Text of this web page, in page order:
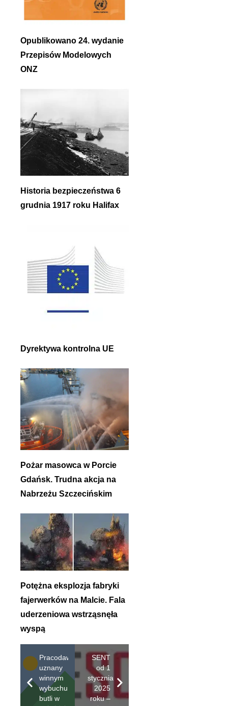
Opublikowano 24. wydanie
Przepisów Modelowych
ONZ
Historia bezpieczeństwa 6
grudnia 1917 roku Halifax
Dyrektywa kontrolna UE
Pożar masowca w Porcie
Gdańsk. Trudna akcja na
Nabrzeżu Szczecińskim
Potężna eksplozja fabryki
fajerwerków na Malcie. Fala
uderzeniowa wstrząsnęła
wyspą
Pracodawca
uznany
winnym
wybuchu
butli w
SENT
od 1
stycznia
2025
roku –